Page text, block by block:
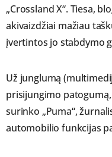
„Crossland X“. Tiesa,
akivaizdžiai mažiau
įvertintos jo stabdymo
Už junglumą
prisijungimo
surinko „Puma“,
automobilio funkcijas